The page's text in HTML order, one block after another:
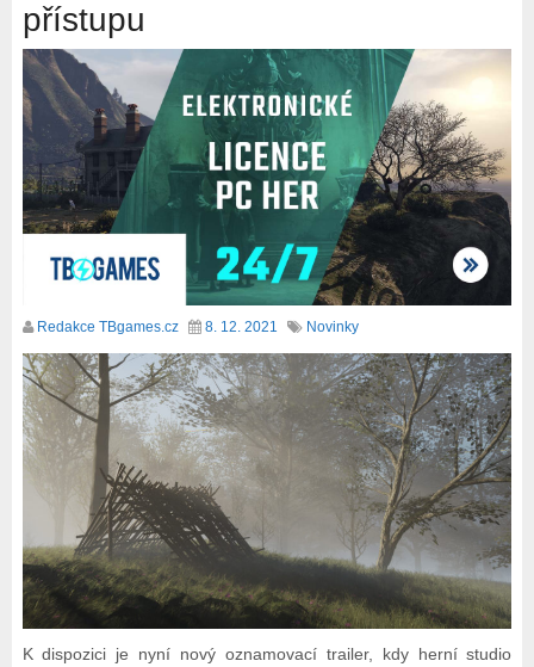
přístupu
Redakce TBgames.cz 8. 12. 2021 Novinky
K dispozici je nyní nový oznamovací trailer, kdy herní studio